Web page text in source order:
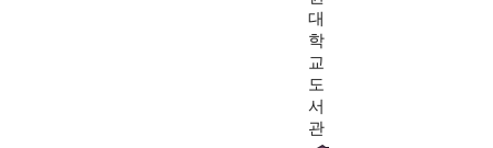
대
학
교
도
서
관